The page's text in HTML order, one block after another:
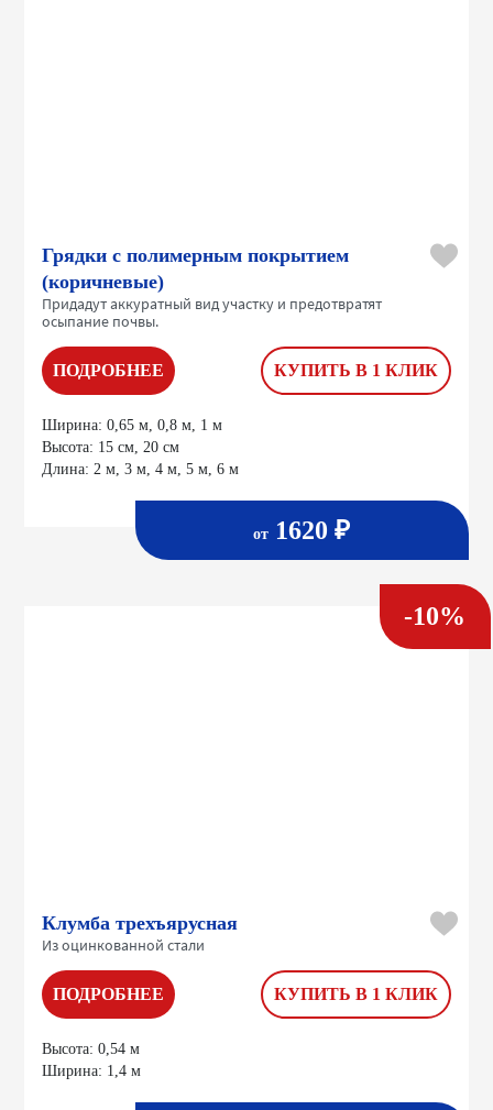
Грядки с полимерным покрытием
(коричневые)
Придадут аккуратный вид участку и предотвратят
осыпание почвы.
ПОДРОБНЕЕ КУПИТЬ В 1 КЛИК
Ширина:0,65 м, 0,8 м, 1 м
Высота: 15 см, 20 см
Длина:2 м, 3 м, 4 м, 5 м, 6 м
от 1620 ₽
-10%
Клумба трехъярусная
Из оцинкованной стали
ПОДРОБНЕЕ КУПИТЬ В 1 КЛИК
Высота:0,54 м
Ширина: 1,4 м